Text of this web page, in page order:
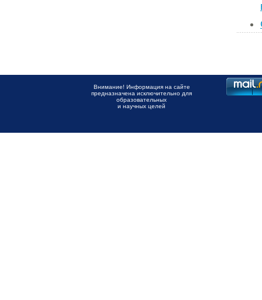
Внимание! Информация на сайте
предназначена исключительно для
образовательных
и научных целей